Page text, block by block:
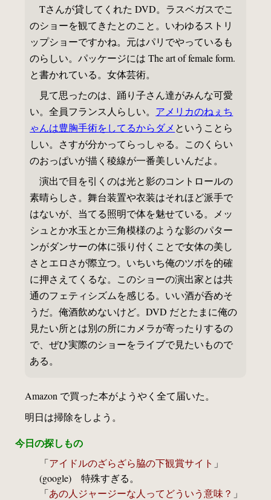
Tさんが貸してくれた DVD。ラスベガスでこ
のショーを観てきたとのこと。いわゆるストリ
ップショーですかね。元はパリでやっているも
のらしい。パッケージには The art of female form.
と書かれている。女体芸術。
見て思ったのは、踊り子さん達がみんな可愛
い。全員フランス人らしい。 アメリカのねぇち
ゃんは豊胸手術をしてるからダメ ということら
しい。さすが分かってらっしゃる。このくらい
のおっぱいが描く稜線が一番美しいんだよ。
演出で目を引くのは光と影のコントロールの
素晴らしさ。舞台装置や衣装はそれほど派手で
はないが、当てる照明で体を魅せている。メッ
シュとか水玉とか三角模様のような影のパター
ンがダンサーの体に張り付くことで女体の美し
さとエロさが際立つ。いちいち俺のツボを的確
に押さえてくるな。このショーの演出家とは共
通のフェティシズムを感じる。いい酒が呑めそ
うだ。俺酒飲めないけど。DVD だとたまに俺の
見たい所とは別の所にカメラが寄ったりするの
で、ぜひ実際のショーをライブで見たいもので
ある。
Amazon で買った本がようやく全て届いた。
明日は掃除をしよう。
今日の探しもの
「アイドルのざらざら脇の下観賞サイト 」
(google) 特殊すぎる。
「あの人ジャージーな人ってどういう意味？ 」